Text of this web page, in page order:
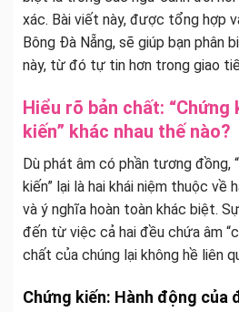
xác. Bài viết này, được tổng hợp
Bông Đà Nẵng, sẽ giúp bạn phân
này, từ đó tự tin hơn trong giao
Hiểu rõ bản chất: “Chứng
kiến” khác nhau thế nào?
Dù phát âm có phần tương đồng,
kiến” lại là hai khái niệm thuộc về
và ý nghĩa hoàn toàn khác biệt.
đến từ việc cả hai đều chứa âm
chất của chúng lại không hề liên
Chứng kiến: Hành động của